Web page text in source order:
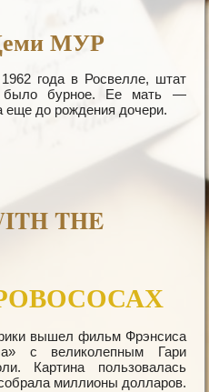
МУР
года в Росвелле, штат
было бурное. Ее мать —
до рождения дочери.
THE
вышел фильм Фрэнсиса
с великолепным Гари
Картина пользовалась
миллионы долларов.